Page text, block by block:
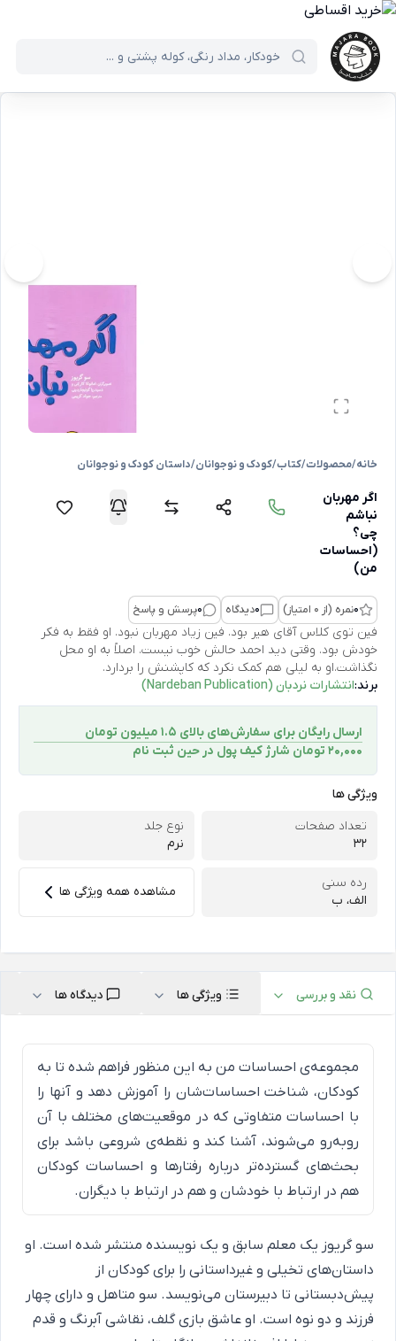
خانه/محصولات/کتاب/کودک و نوجوانان/داستان کودک و نوجوانان
اگر مهربان
نباشم
چی؟
(احساسات
من)
0نمره (از 0 امتیاز) 0دیدگاه 0پرسش و پاسخ
فین توی کلاس آقای هیر بود. فین زیاد مهربان نبود. او فقط به فکر
خودش بود. وقتی دید احمد حالش خوب نیست. اصلاً به او محل
نگذاشت.او به لیلی هم کمک نکرد که کاپشنش را بردارد.
برند:انتشارات نردبان (Nardeban Publication)
ارسال رایگان برای سفارش‌های بالای 1.5 میلیون تومان
۲۰,۰۰۰ تومان شارژ کیف پول در حین ثبت ‌نام
ویژگی ها
تعداد صفحات
32
نوع جلد
نرم
رده سنی
الف، ب
مشاهده همه ویژگی ها
نقد و بررسی ویژگی ها دیدگاه ها
مجموعه‌ی احساسات من به این منظور فراهم شده تا به
کودکان، شناخت احساسات‌شان را آموزش دهد و آنها را
با احساسات متفاوتی که در موقعیت‌های مختلف با آن
روبه‌رو می‌شوند، آشنا کند و نقطه‌ی شروعی باشد برای
بحث‌های گسترده‌تر درباره رفتارها و احساسات کودکان
هم در ارتباط با خودشان و هم در ارتباط با دیگران.
سو گریوز یک معلم سابق و یک نویسنده منتشر شده است. او
داستان‌های تخیلی و غیرداستانی را برای کودکان از
پیش‌دبستانی تا دبیرستان می‌نویسد. سو متاهل و دارای چهار
فرزند و دو نوه است. او عاشق بازی گلف، نقاشی آبرنگ و قدم